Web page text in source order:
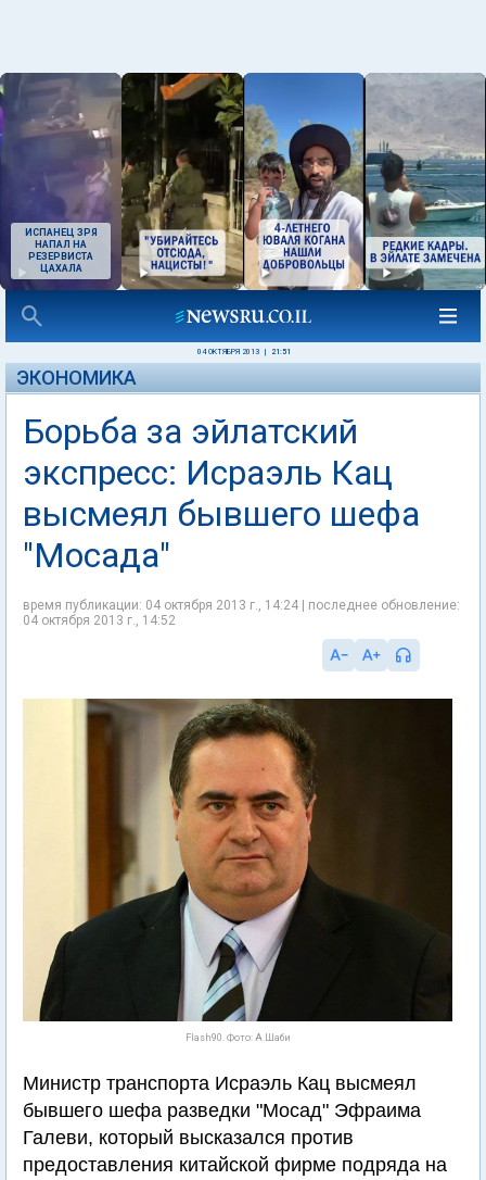
ИСПАНЕЦ ЗРЯ
НАПАЛ НА
РЕЗЕРВИСТА
ЦАХАЛА
04 ОКТЯБРЯ 2013 21:51
ЭКОНОМИКА
Борьба за эйлатский
экспресс: Исраэль Кац
высмеял бывшего шефа
"Мосада"
время публикации: 04 октября 2013 г., 14:24 | последнее обновление:
04 октября 2013 г., 14:52
Flash90. Фото: А.Шаби
Министр транспорта Исраэль Кац высмеял
бывшего шефа разведки "Мосад" Эфраима
Галеви, который высказался против
предоставления китайской фирме подряда на